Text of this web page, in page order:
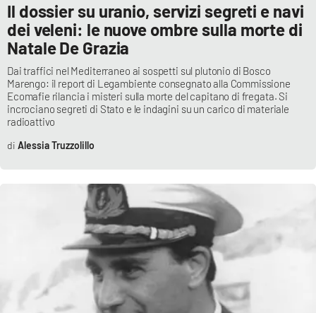
RUBRICHE
Good Morning Vietnam
Parchi Marini Calabria
Leggendo Alvaro insieme
Le perfidie di Antonella Grippo
Venti di comunicazione
STREAMING
Il dossier su uranio, servizi segreti e navi
dei veleni: le nuove ombre sulla morte di
Natale De Grazia
Dai traffici nel Mediterraneo ai sospetti sul plutonio di Bosco
Marengo: il report di Legambiente consegnato alla Commissione
Ecomafie rilancia i misteri sulla morte del capitano di fregata. Si
incrociano segreti di Stato e le indagini su un carico di materiale
radioattivo
Alessia Truzzolillo